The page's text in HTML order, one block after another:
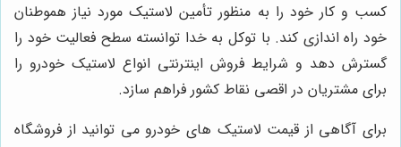
کسب و کار خود را به منظور تأمین لاستیک مورد نیاز هموطنان
خود راه اندازی کند. با توکل به خدا توانسته سطح فعالیت خود را
گسترش دهد و شرایط فروش اینترنتی انواع لاستیک خودرو را
برای مشتریان در اقصی نقاط کشور فراهم سازد.
برای آگاهی از قیمت لاستیک های خودرو می توانید از فروشگاه